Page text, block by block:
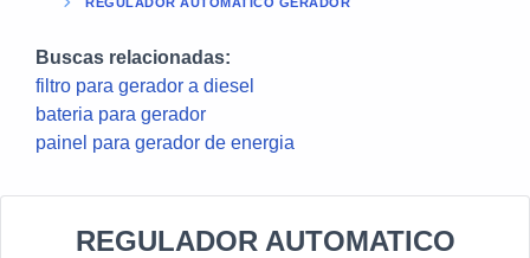
Buscas relacionadas:
filtro para gerador a diesel
bateria para gerador
painel para gerador de energia
REGULADOR AUTOMATICO